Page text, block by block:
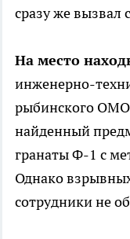
сразу же вызвал
На место
инженерно-
рыбинского
найденный
гранаты Ф-1 с
Однако
сотрудники не